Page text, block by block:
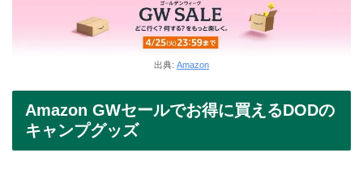
出典: Amazon
Amazon GWセールでお得に買えるDODの
キャンプグッズ